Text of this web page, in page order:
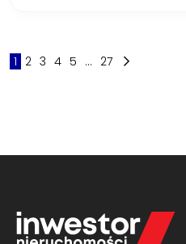
1 2 3 4 5 ... 27